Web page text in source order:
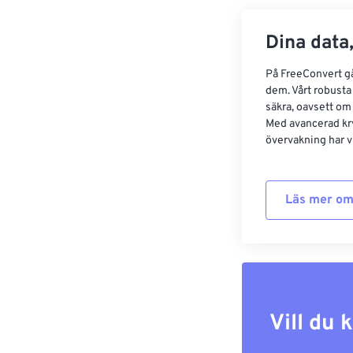
Dina
På FreeConvert
dem. Vårt
säkra, oavsett
Med avancerad
övervakning har
Läs mer
Vill du